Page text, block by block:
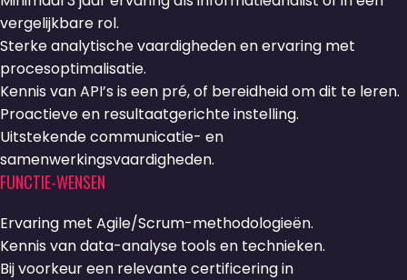
vergelijkbare rol.
Sterke analytische vaardigheden en ervaring met
procesoptimalisatie.
Kennis van API’s is een pré, of bereidheid om dit te leren.
Proactieve en resultaatgerichte instelling.
Uitstekende communicatie- en
samenwerkingsvaardigheden.
FUNCTIE-WENSEN
Ervaring met Agile/Scrum-methodologieën.
Kennis van data-analyse tools en technieken.
Bij voorkeur een relevante certificering in